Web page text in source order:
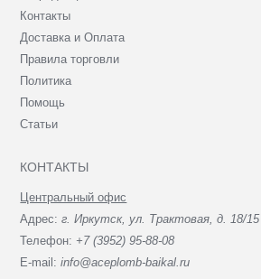
Контакты
Доставка и Оплата
Правила торговли
Политика
Помощь
Статьи
КОНТАКТЫ
Центральный офис
Адрес:г. Иркутск, ул. Трактовая, д. 18/15
Телефон: +7 (3952) 95-88-08
E-mail:info@aceplomb-baikal.ru